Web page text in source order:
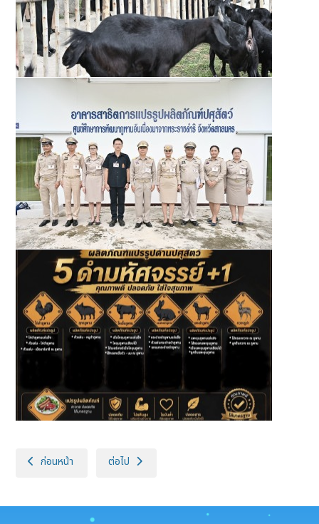
เนื้อหาก่อนหน้า: สมเด็จพระกนิษฐาธิราชเจ้า กรมสมเด็จพระเทพรัตนราชสุ
ก่อนหน้า เนื้อหาถัดไป: สมเด็จพระกนิษฐาธิราชเจ้า กรมสมเด็จพ
ต่อไป